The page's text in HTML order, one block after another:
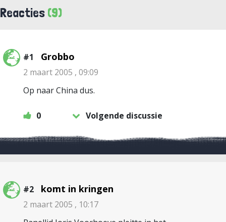
Reacties (9)
#1 Grobbo
2 maart 2005 , 09:09
Op naar China dus.
0 Volgende discussie
#2 komt in kringen
2 maart 2005 , 10:17